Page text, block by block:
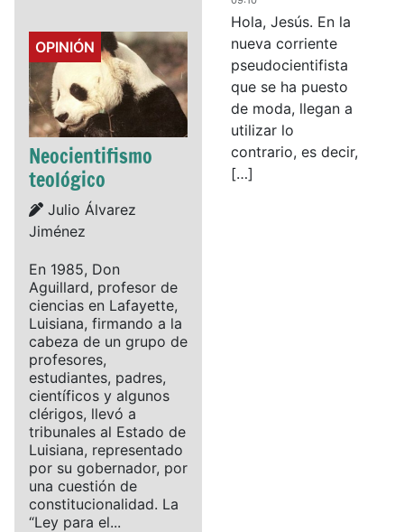
Details
OPINIÓN
Neocientifismo
teológico
Details
Julio Álvarez
Jiménez
En 1985, Don
Aguillard, profesor de
ciencias en Lafayette,
Luisiana, firmando a la
cabeza de un grupo de
profesores,
estudiantes, padres,
científicos y algunos
clérigos, llevó a
tribunales al Estado de
Luisiana, representado
por su gobernador, por
una cuestión de
constitucionalidad. La
“Ley para el...
Hola, Jesús. En la
nueva corriente
pseudocientifista
que se ha puesto
de moda, llegan a
utilizar lo
contrario, es decir,
[…]